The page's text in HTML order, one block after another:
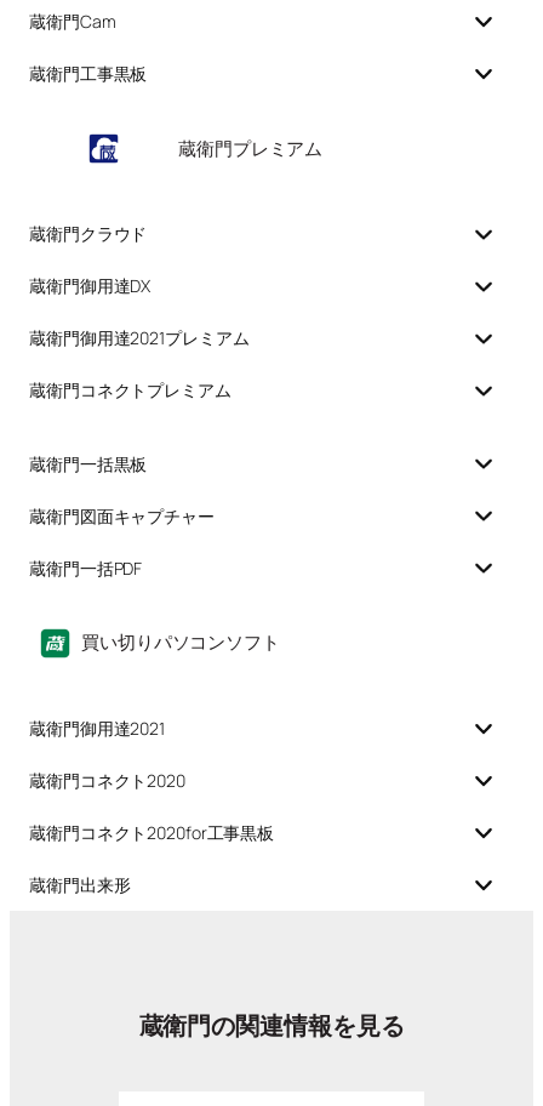
蔵衛門Cam
蔵衛門工事黒板
蔵衛門プレミアム
蔵衛門クラウド
蔵衛門御用達DX
蔵衛門御用達2021プレミアム
蔵衛門コネクトプレミアム
蔵衛門一括黒板
蔵衛門図面キャプチャー
蔵衛門一括PDF
買い切りパソコンソフト
蔵衛門御用達2021
蔵衛門コネクト2020
蔵衛門コネクト2020for工事黒板
蔵衛門出来形
蔵衛門の関連情報を見る